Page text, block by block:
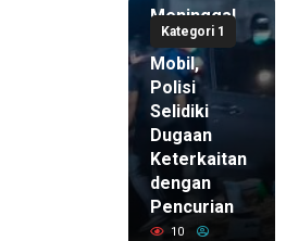
Kategori 1
Meninggal
di Dalam
Mobil,
Polisi
Selidiki
Dugaan
Keterkaitan
dengan
Pencurian
10